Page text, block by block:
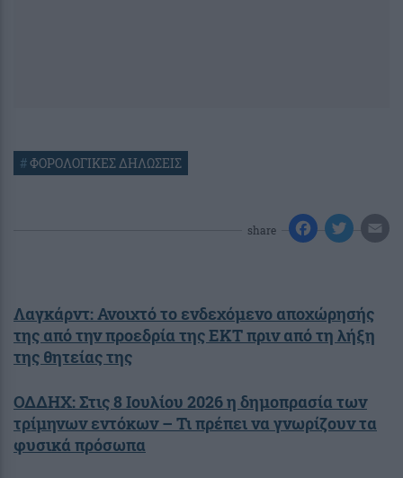
#ΦΟΡΟΛΟΓΙΚΕΣ ΔΗΛΩΣΕΙΣ
share
Λαγκάρντ: Ανοιχτό το ενδεχόμενο αποχώρησής
της από την προεδρία της ΕΚΤ πριν από τη λήξη
της θητείας της
ΟΔΔΗΧ: Στις 8 Ιουλίου 2026 η δημοπρασία των
τρίμηνων εντόκων – Τι πρέπει να γνωρίζουν τα
φυσικά πρόσωπα